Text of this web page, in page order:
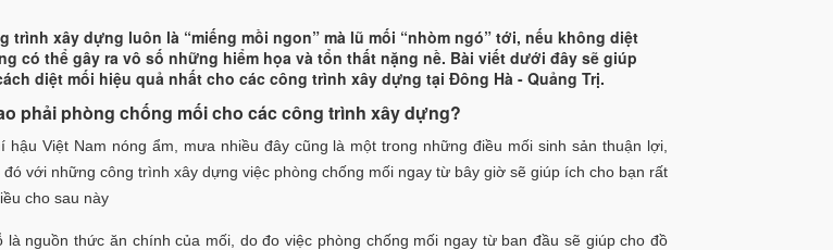
trình xây dựng luôn là “miếng mồi ngon” mà lũ mối “nhòm ngó” tới, nếu không diệt
có thể gây ra vô số những hiểm họa và tổn thất nặng nề. Bài viết dưới đây sẽ giúp
diệt mối hiệu quả nhất cho các công trình xây dựng tại Đông Hà - Quảng Trị.
phải phòng chống mối cho các công trình xây dựng?
hậu Việt Nam nóng ẩm, mưa nhiều đây cũng là một trong những điều mối sinh sản thuận lợi,
đó với những công trình xây dựng việc phòng chống mối ngay từ bây giờ sẽ giúp ích cho bạn rất
cho sau này
là nguồn thức ăn chính của mối, do đo việc phòng chống mối ngay từ ban đầu sẽ giúp cho đồ